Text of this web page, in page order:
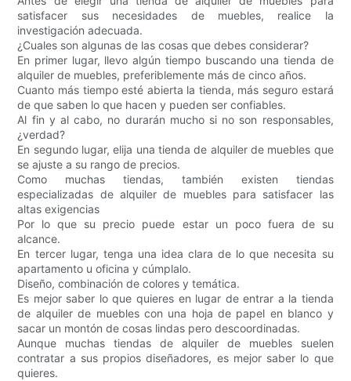
satisfacer sus necesidades de muebles, realice la
investigación adecuada.
¿Cuales son algunas de las cosas que debes considerar?
En primer lugar, llevo algún tiempo buscando una tienda de
alquiler de muebles, preferiblemente más de cinco años.
Cuanto más tiempo esté abierta la tienda, más seguro estará
de que saben lo que hacen y pueden ser confiables.
Al fin y al cabo, no durarán mucho si no son responsables,
¿verdad?
En segundo lugar, elija una tienda de alquiler de muebles que
se ajuste a su rango de precios.
Como muchas tiendas, también existen tiendas
especializadas de alquiler de muebles para satisfacer las
altas exigencias
Por lo que su precio puede estar un poco fuera de su
alcance.
En tercer lugar, tenga una idea clara de lo que necesita su
apartamento u oficina y cúmplalo.
Diseño, combinación de colores y temática.
Es mejor saber lo que quieres en lugar de entrar a la tienda
de alquiler de muebles con una hoja de papel en blanco y
sacar un montón de cosas lindas pero descoordinadas.
Aunque muchas tiendas de alquiler de muebles suelen
contratar a sus propios diseñadores, es mejor saber lo que
quieres.